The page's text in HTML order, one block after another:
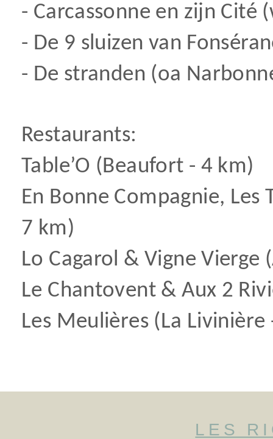
- Carcassonne en zijn Cité
- De 9 sluizen van
- De stranden (oa
Restaurants:
Table’O (Beaufort - 4 km)
En Bonne Compagnie, Les
7 km)
Lo Cagarol & Vigne Vierge
Le Chantovent & Aux 2
Les Meulières (La Livinière
LES